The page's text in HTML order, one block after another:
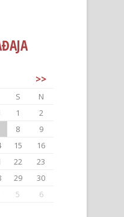
>>
S
N
1
2
8
9
15
16
22
23
29
30
5 6